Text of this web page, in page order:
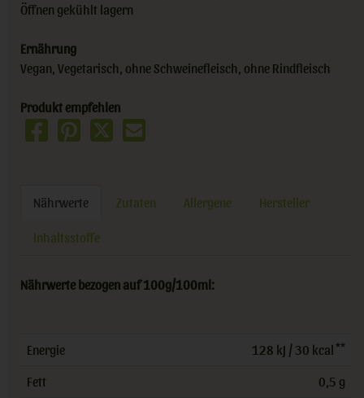
Öffnen gekühlt lagern
Ernährung
Vegan, Vegetarisch, ohne Schweinefleisch, ohne Rindfleisch
Produkt empfehlen
Nährwerte Zutaten Allergene Hersteller
Inhaltsstoffe
Nährwerte bezogen auf 100g/100ml:
Energie 128 kJ / 30 kcal**
Fett 0,5 g